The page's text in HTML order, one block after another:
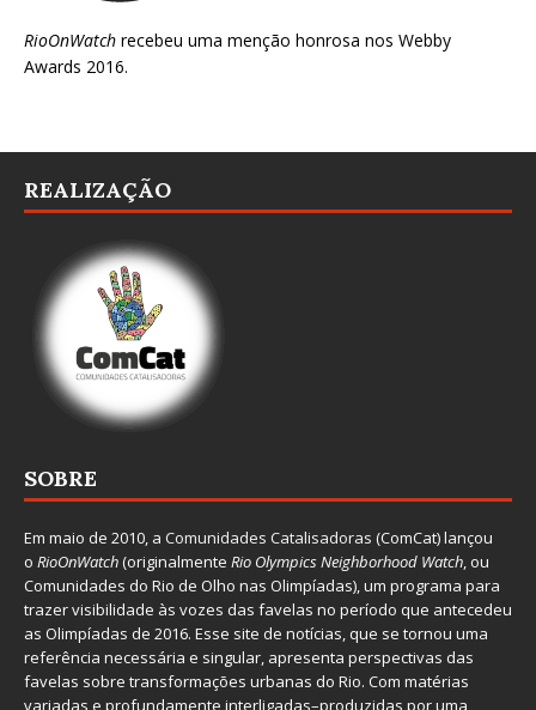
RioOnWatch recebeu uma menção honrosa nos Webby
Awards 2016.
REALIZAÇÃO
SOBRE
Em maio de 2010, a Comunidades Catalisadoras (ComCat) lançou
o RioOnWatch(originalmente Rio Olympics Neighborhood Watch, ou
Comunidades do Rio de Olho nas Olimpíadas), um programa para
trazer visibilidade às vozes das favelas no período que antecedeu
as Olimpíadas de 2016. Esse site de notícias, que se tornou uma
referência necessária e singular, apresenta perspectivas das
favelas sobre transformações urbanas do Rio. Com matérias